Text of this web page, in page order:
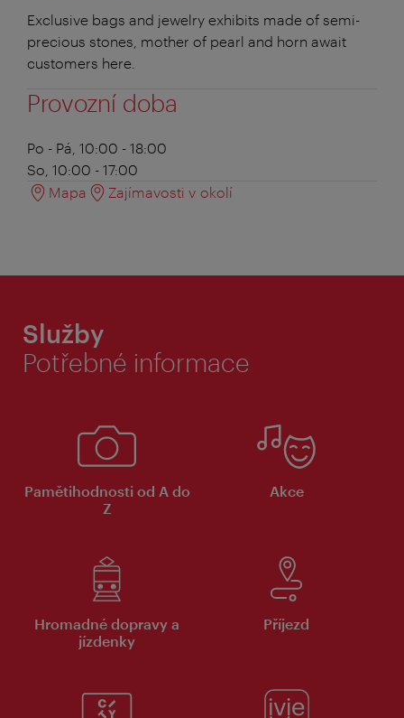
Exclusive bags and jewelry exhibits made of semi-
precious stones, mother of pearl and horn await
customers here.
Provozní doba
Po - Pá, 10:00 - 18:00
So, 10:00 - 17:00
Mapa
Zajímavosti v okolí
Služby
Potřebné informace
Pamětihodnosti od A do
Z
Akce
Hromadné dopravy a
jízdenky
Příjezd